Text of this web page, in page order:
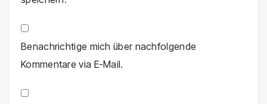
Benachrichtige mich über nachfolgende
Kommentare via E-Mail.